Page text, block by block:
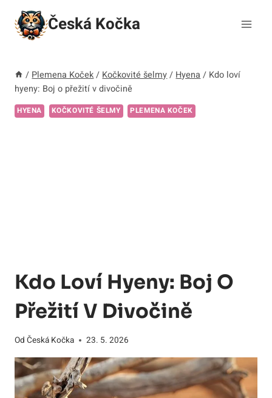
Přeskočit
obsah
Česká Kočka
/ Plemena Koček / Kočkovité šelmy / Hyena / Kdo loví
hyeny: Boj o přežití v divočině
HYENA KOČKOVITÉ ŠELMY PLEMENA KOČEK
Kdo Loví Hyeny: Boj O
Přežití V Divočině
Od Česká Kočka 23. 5. 2026